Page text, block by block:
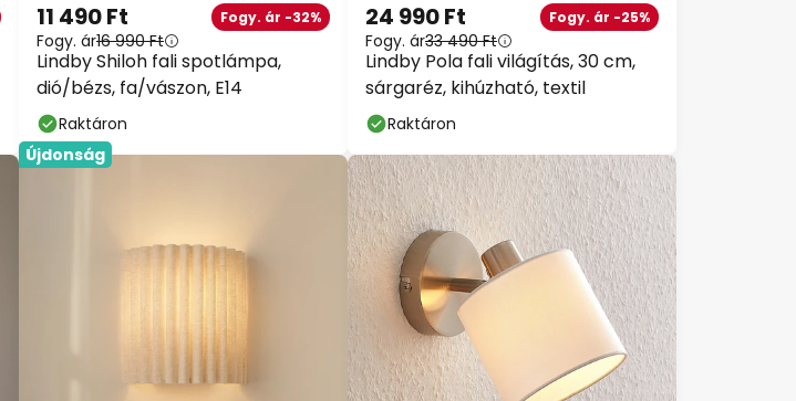
Lindby Shiloh fali spotlámpa,
dió/bézs, fa/vászon, E14
11 490 Ft Fogy. ár -32%
Fogy. ár16 990 Ft
Raktáron
Lindby Pola fali világítás, 30 cm,
sárgaréz, kihúzható, textil
24 990 Ft Fogy. ár -25%
Fogy. ár33 490 Ft
Raktáron
Újdonság